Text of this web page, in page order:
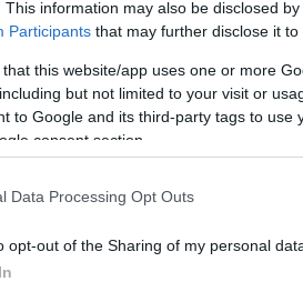
This information may also be disclosed
Participants that may further disclose it to
that this website/app uses one or more
but not limited to your visit or
to Google and its third-party tags to use
consent section.
Data Processing Opt Outs
opt-out of the Sharing of my personal
az ősklasszikus grindcore zene
Of Putrefaction megjelenésekor
és egyben
grind témák, tuka-tukák és az
szövegek és az ikonikus –
és egyben eredetivé a
számító Necroticism –
jegyeket felvonultató
változott a formula: a kezdeti
jobban kidomborodni és
tevékenykedő csapatok